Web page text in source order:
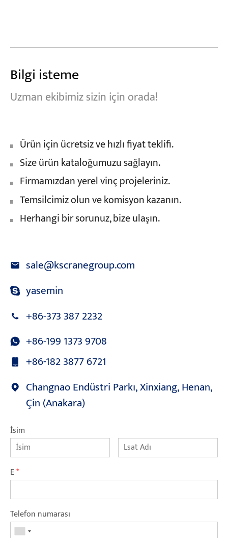
Bilgi isteme
Uzman ekibimiz sizin için orada!
Ürün için ücretsiz ve hızlı fiyat teklifi.
Size ürün kataloğumuzu sağlayın.
Firmamızdan yerel vinç projeleriniz.
Temsilcimiz olun ve komisyon kazanın.
Herhangi bir sorunuz, bize ulaşın.
sale@kscranegroup.com
yasemin
+86-373 387 2232
+86-199 1373 9708
+86-182 3877 6721
Changnao Endüstri Parkı, Xinxiang, Henan,
Çin (Anakara)
İsim
E*
Telefon numarası